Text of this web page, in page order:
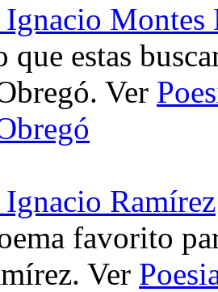
Ignacio
que estas
Ver
Ignacio Ramírez
favorito
Ver